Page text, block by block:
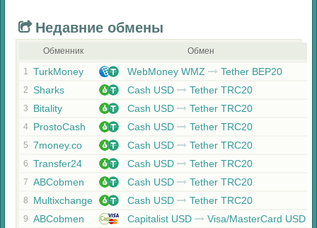
Недавние обмены
Обменник Обмен
1 TurkMoney WebMoney WMZ Tether BEP20
2 Sharks Cash USD Tether TRC20
3 Bitality Cash USD Tether TRC20
4 ProstoCash Cash USD Tether TRC20
5 7money.co Cash USD Tether TRC20
6 Transfer24 Cash USD Tether TRC20
7 ABCobmen Cash USD Tether TRC20
8 Multixchange Cash USD Tether TRC20
9 ABCobmen Capitalist USD Visa/MasterCard USD